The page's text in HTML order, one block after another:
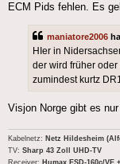
ECM Pids fehlen. Es
maniatore2006
HIer in
der wird früher oder
zumindest kurtz
Visjon Norge gibt es
Kabelnetz: Netz Hildesheim
TV: Sharp 43 Zoll UHD-TV
Receiver: Humax ESD-160c/VE